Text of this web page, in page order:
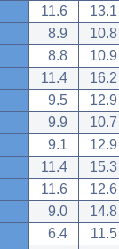
11.6
13.1
8.9
10.8
8.8
10.9
11.4
16.2
9.5
12.9
9.9
10.7
9.1
12.9
11.4
15.3
11.6
12.6
9.0
14.8
6.4
11.5